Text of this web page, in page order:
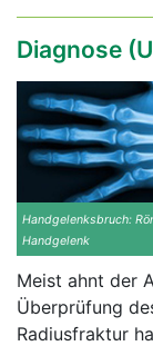
Diagnose
Handgelenksbruch:
Handgelenk
Meist ahnt der
Überprüfung
Radiusfraktur